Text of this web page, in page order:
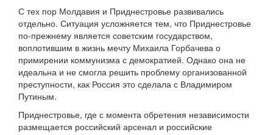
С тех пор Молдавия и Приднестровье развивались
отдельно. Ситуация усложняется тем, что Приднестровье
по-прежнему является советским государством,
воплотившим в жизнь мечту Михаила Горбачева о
примирении коммунизма с демократией. Однако она не
идеальна и не смогла решить проблему организованной
преступности, как Россия это сделала с Владимиром
Путиным.
Приднестровье, где с момента обретения независимости
размещается российский арсенал и российские